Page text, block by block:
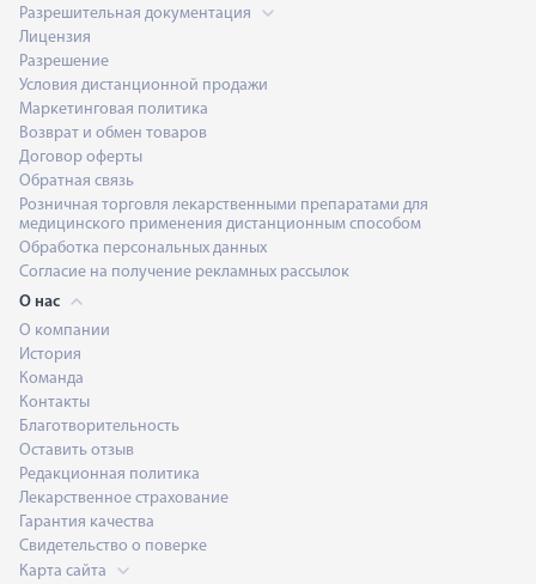
Разрешительная документация
Лицензия
Разрешение
Условия дистанционной продажи
Маркетинговая политика
Возврат и обмен товаров
Договор оферты
Обратная связь
Розничная торговля лекарственными препаратами для
медицинского применения дистанционным способом
Обработка персональных данных
Согласие на получение рекламных рассылок
О нас
О компании
История
Команда
Контакты
Благотворительность
Оставить отзыв
Редакционная политика
Лекарственное страхование
Гарантия качества
Свидетельство о поверке
Карта сайта